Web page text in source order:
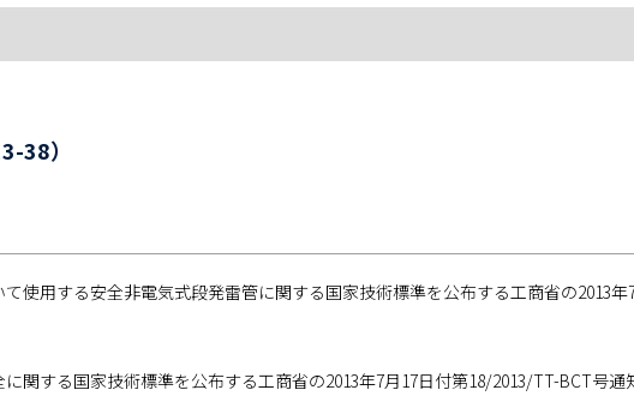
38）
使用する安全非電気式段発雷管に関する国家技術標準を公布する工商省の2013年
関する国家技術標準を公布する工商省の2013年7月17日付第18/2013/TT-BCT号通